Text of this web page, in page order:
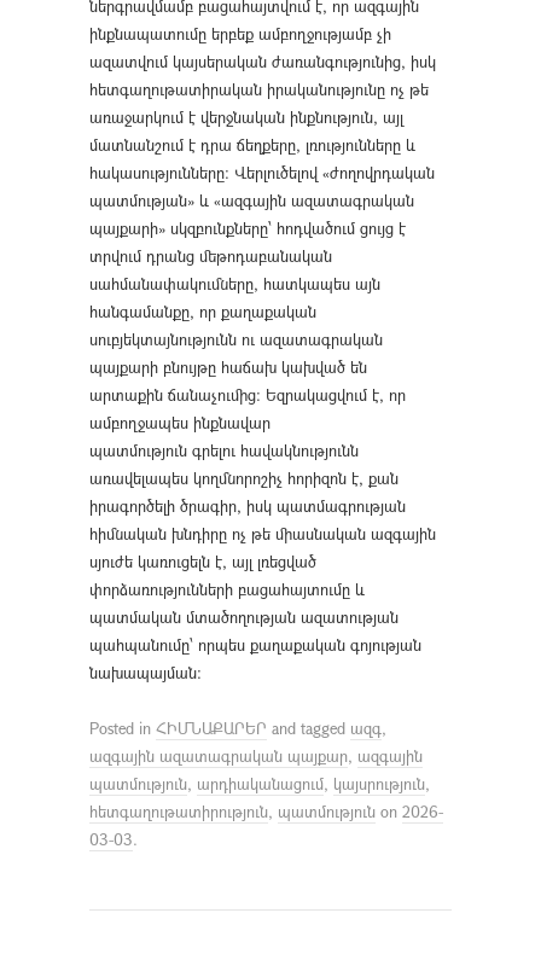
ներգրավմամբ բացահայտվում է, որ ազգային
ինքնապատումը երբեք ամբողջությամբ չի
ազատվում կայսերական ժառանգությունից, իսկ
հետգաղութատիրական իրականությունը ոչ թե
առաջարկում է վերջնական ինքնություն, այլ
մատնանշում է դրա ճեղքերը, լռությունները և
հակասությունները։ Վերլուծելով «ժողովրդական
պատմության» և «ազգային ազատագրական
պայքարի» սկզբունքները՝ հոդվածում ցույց է
տրվում դրանց մեթոդաբանական
սահմանափակումները, հատկապես այն
հանգամանքը, որ քաղաքական
սուբյեկտայնությունն ու ազատագրական
պայքարի բնույթը հաճախ կախված են
արտաքին ճանաչումից։ Եզրակացվում է, որ
ամբողջապես ինքնավար
պատմություն գրելու հավակնությունն
առավելապես կողմնորոշիչ հորիզոն է, քան
իրագործելի ծրագիր, իսկ պատմագրության
հիմնական խնդիրը ոչ թե միասնական ազգային
սյուժե կառուցելն է, այլ լռեցված
փորձառությունների բացահայտումը և
պատմական մտածողության ազատության
պահպանումը՝ որպես քաղաքական գոյության
նախապայման։
Posted in ՀԻՄՆԱՔԱՐԵՐ and tagged ազգ,
ազգային ազատագրական պայքար, ազգային
պատմություն, արդիականացում, կայսրություն,
հետգաղութատիրություն, պատմություն on 2026-
03-03.